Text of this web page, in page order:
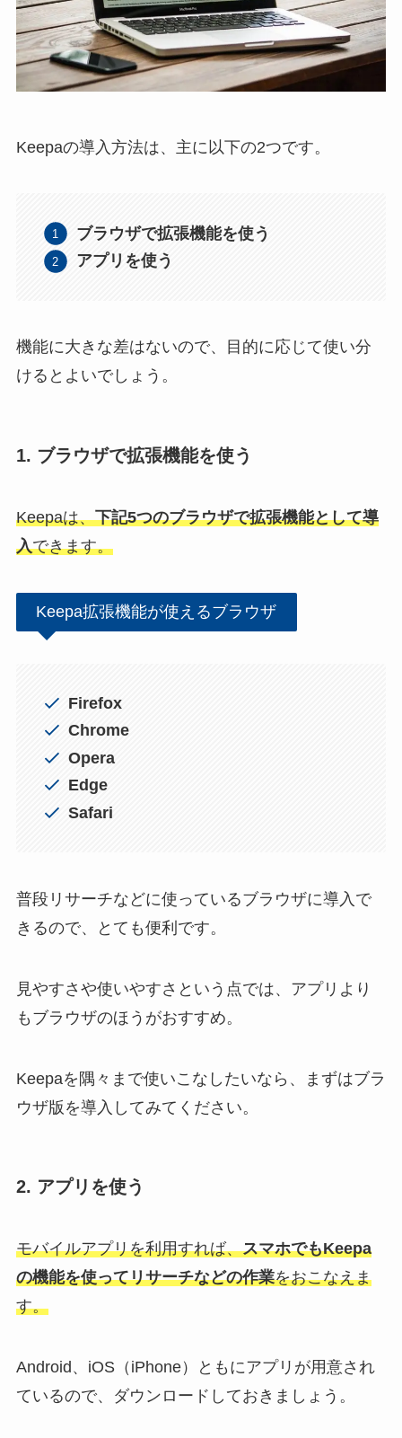
Keepaの導入方法は、主に以下の2つです。
ブラウザで拡張機能を使う
アプリを使う
機能に大きな差はないので、目的に応じて使い分
けるとよいでしょう。
1. ブラウザで拡張機能を使う
Keepaは、下記5つのブラウザで拡張機能として導
入できます。
Keepa拡張機能が使えるブラウザ
Firefox
Chrome
Opera
Edge
Safari
普段リサーチなどに使っているブラウザに導入で
きるので、とても便利です。
見やすさや使いやすさという点では、アプリより
もブラウザのほうがおすすめ。
Keepaを隅々まで使いこなしたいなら、まずはブラ
ウザ版を導入してみてください。
2. アプリを使う
モバイルアプリを利用すれば、スマホでもKeepa
の機能を使ってリサーチなどの作業をおこなえま
す。
Android、iOS（iPhone）ともにアプリが用意され
ているので、ダウンロードしておきましょう。